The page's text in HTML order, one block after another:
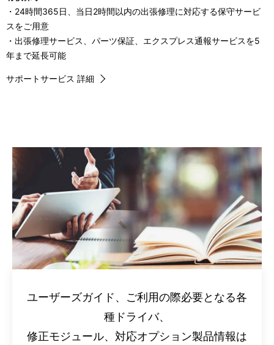
・24時間365日、当日2時間以内の出張修理に対応する保守サービ
スをご用意
・出張修理サービス、パーツ保証、エクスプレス通報サービスを5
年まで延長可能
サポートサービス 詳細
ユーザーズガイド、ご利用の際必要となる各
種ドライバ、
修正モジュール、対応オプション製品情報は